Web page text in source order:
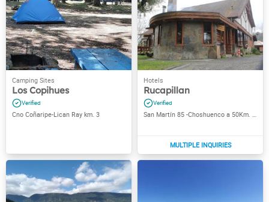
Los Copihues
Cno Coñaripe-Lican Ray km. 3
Rucapillan